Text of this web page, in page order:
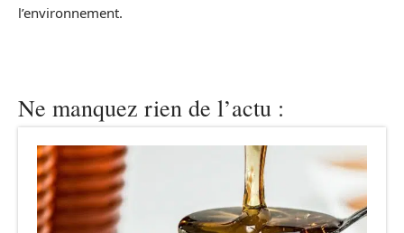
l’environnement.
Ne manquez rien de l’actu :